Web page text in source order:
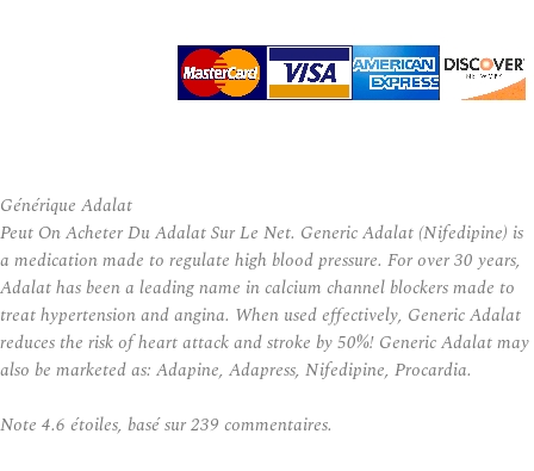
Générique Adalat
Peut On Acheter Du Adalat Sur Le Net. Generic Adalat (Nifedipine) is
a medication made to regulate high blood pressure. For over 30 years,
Adalat has been a leading name in calcium channel blockers made to
treat hypertension and angina. When used effectively, Generic Adalat
reduces the risk of heart attack and stroke by 50%! Generic Adalat may
also be marketed as: Adapine, Adapress, Nifedipine, Procardia.
Note 4.6 étoiles, basé sur239 commentaires.